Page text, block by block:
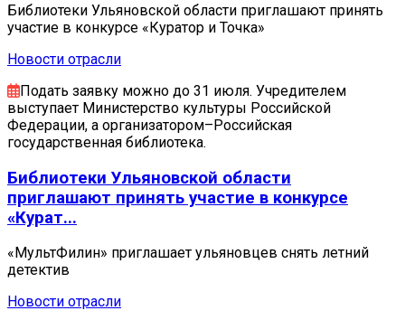
Библиотеки Ульяновской области приглашают принять
участие в конкурсе «Куратор и Точка»
Новости отрасли
Подать заявку можно до 31 июля. Учредителем
выступает Министерство культуры Российской
Федерации, а организатором–Российская
государственная библиотека.
Библиотеки Ульяновской области
приглашают принять участие в конкурсе
«Курат...
«МультФилин» приглашает ульяновцев снять летний
детектив
Новости отрасли